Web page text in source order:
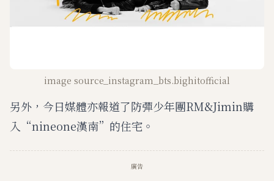
image source_instagram_bts.bighitofficial
另外，今日媒體亦報道了防彈少年團RM&Jimin購
入“nineone漢南”的住宅。
廣告